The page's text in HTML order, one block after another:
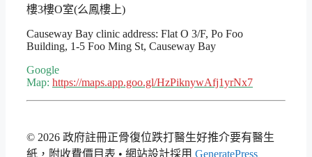
樓3樓O室(么鳳樓上)
Causeway Bay clinic address: Flat O 3/F, Po Foo
Building, 1-5 Foo Ming St, Causeway Bay
Google
Map: https://maps.app.goo.gl/HzPiknywAfj1yrNx7
© 2026 政府註冊正骨復位跌打醫生好推介要有醫生
紙，附收費價目表 • 網站設計採用 GeneratePress